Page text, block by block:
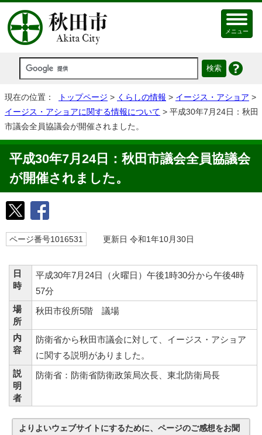
メニュー
現在の位置： トップページ > くらしの情報 > イージス・アショア >
イージス・アショアに関する情報について > 平成30年7月24日：秋田
市議会全員協議会が開催されました。
平成30年7月24日：秋田市議会全員協議会
が開催されました。
ページ番号1016531 更新日 令和1年10月30日
日
時
平成30年7月24日（火曜日）午後1時30分から午後4時
57分
場
所
秋田市役所5階 議場
内
容
防衛省から秋田市議会に対して、イージス・アショア
に関する説明がありました。
説
明
者
防衛省：防衛省防衛政策局次長、東北防衛局長
よりよいウェブサイトにするために、ページのご感想をお聞